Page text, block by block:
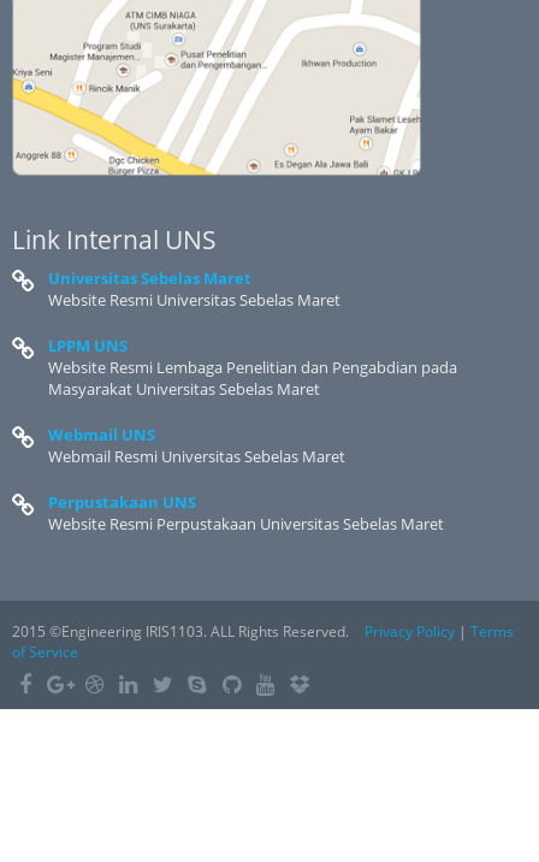
Link Internal UNS
Universitas Sebelas Maret
Website Resmi Universitas Sebelas Maret
LPPM UNS
Website Resmi Lembaga Penelitian dan Pengabdian pada
Masyarakat Universitas Sebelas Maret
Webmail UNS
Webmail Resmi Universitas Sebelas Maret
Perpustakaan UNS
Website Resmi Perpustakaan Universitas Sebelas Maret
2015 ©Engineering IRIS1103. ALL Rights Reserved. Privacy Policy | Terms
of Service